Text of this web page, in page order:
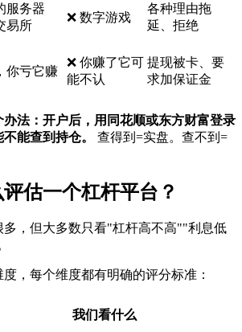
服务器
易所
❌ 数字游戏
各种理由拖
延、拒绝
你亏它赚
❌ 你赚了它可
能不认
提现被卡、要
求加保证金
法：开户后，用同花顺或东方财富登录
能查到持仓。
查得到=实盘。查不到=
估一个杠杆平台？
多，但大多数只看"杠杆高不高""利息低
，每个维度都有明确的评分标准：
我们看什么